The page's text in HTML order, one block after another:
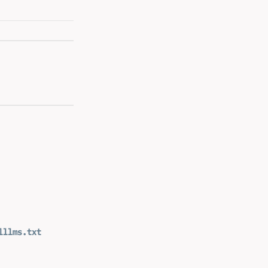
llms.txt